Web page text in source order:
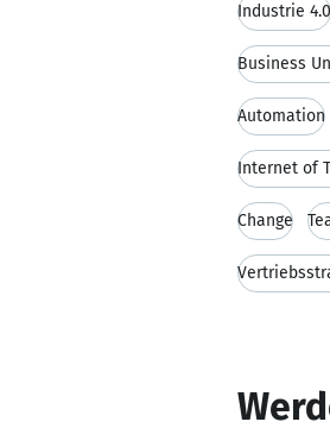
Industrie 4.0
Business
Automation
Internet of
Change